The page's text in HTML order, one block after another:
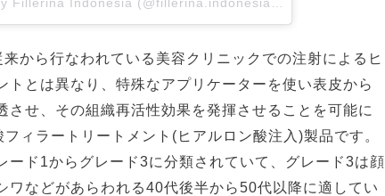
から行なわれている美容クリニックでの注射によるヒ
トとは異なり、特殊なアプリケーターを使い表皮から
させ、その組織再活性効果を発揮させることを可能に
フィラートリートメント(ヒアルロン酸注入)製品です。
ード1からグレード3に分類されていて、グレード3は顔
ワなどがあらわれる40代後半から50代以降に適してい